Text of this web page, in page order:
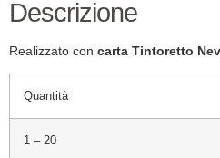
Descrizione
Realizzato con carta Tintoretto
Quantità
1 – 20